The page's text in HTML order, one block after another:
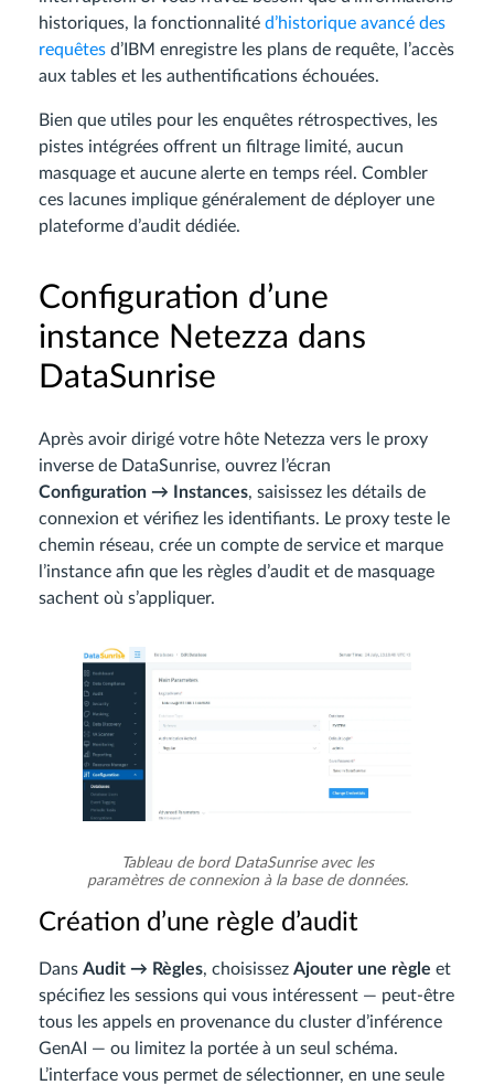
historiques, la fonctionnalité d’historique avancé des
requêtes d’IBM enregistre les plans de requête, l’accès
aux tables et les authentifications échouées.
Bien que utiles pour les enquêtes rétrospectives, les
pistes intégrées offrent un filtrage limité, aucun
masquage et aucune alerte en temps réel. Combler
ces lacunes implique généralement de déployer une
plateforme d’audit dédiée.
Configuration d’une
instance Netezza dans
DataSunrise
Après avoir dirigé votre hôte Netezza vers le proxy
inverse de DataSunrise, ouvrez l’écran
Configuration → Instances, saisissez les détails de
connexion et vérifiez les identifiants. Le proxy teste le
chemin réseau, crée un compte de service et marque
l’instance afin que les règles d’audit et de masquage
sachent où s’appliquer.
Tableau de bord DataSunrise avec les
paramètres de connexion à la base de données.
Création d’une règle d’audit
Dans Audit → Règles, choisissez Ajouter une règle et
spécifiez les sessions qui vous intéressent — peut-être
tous les appels en provenance du cluster d’inférence
GenAI — ou limitez la portée à un seul schéma.
L’interface vous permet de sélectionner, en une seule